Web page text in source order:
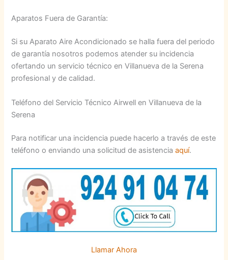
Aparatos Fuera de Garantía:
Si su Aparato Aire Acondicionado se halla fuera del periodo
de garantía nosotros podemos atender su incidencia
ofertando un servicio técnico en Villanueva de la Serena
profesional y de calidad.
Teléfono del Servicio Técnico Airwell en Villanueva de la
Serena
Para notificar una incidencia puede hacerlo a través de este
teléfono o enviando una solicitud de asistenciaaquí.
Llamar Ahora